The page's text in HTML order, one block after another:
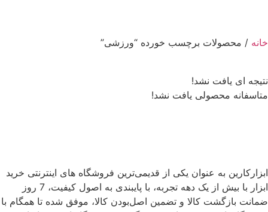
خانه / محصولات برچسب خورده “ورزشی”
نتیجه ای یافت نشد!
متاسفانه محصولی یافت نشد!
ابزارکارین به عنوان یکی از قدیمی‌ترین فروشگاه های اینترنتی خرید
ابزار با بیش از یک دهه تجربه، با پایبندی به اصول کیفیت، 7 روز
ضمانت بازگشت کالا و تضمین اصل‌بودن کالا، موفق شده تا همگام با